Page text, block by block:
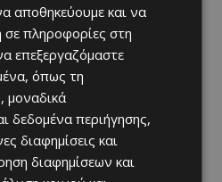
X Viber
- Επικαιρότητα
που γεννήθηκε χωρίς το
αποθηκεύουμε και να
πληροφορίες στη
επεξεργαζόμαστε
όπως τη
μοναδικά
δεδομένα περιήγησης,
διαφημίσεις και
διαφημίσεων και